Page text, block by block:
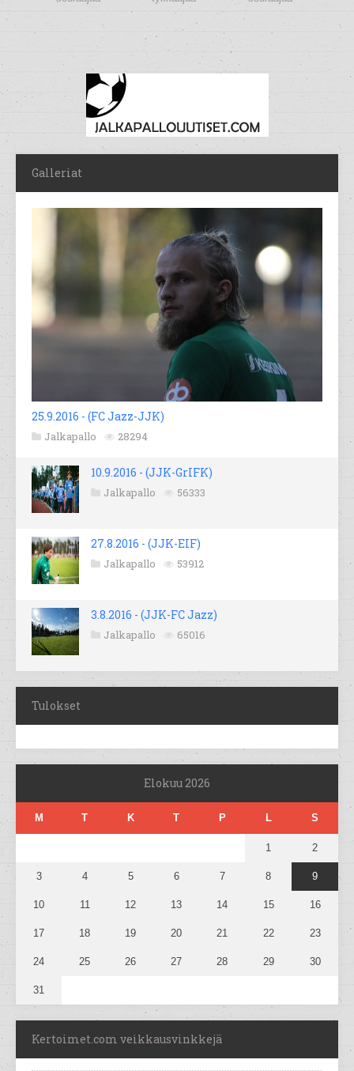
Galleriat
25.9.2016 - (FC Jazz-JJK)
Jalkapallo 28294
10.9.2016 - (JJK-GrIFK)
Jalkapallo 56333
27.8.2016 - (JJK-EIF)
Jalkapallo 53912
3.8.2016 - (JJK-FC Jazz)
Jalkapallo 65016
Tulokset
Elokuu 2026
M T K T P L S
1 2
3 4 5 6 7 8 9
10 11 12 13 14 15 16
17 18 19 20 21 22 23
24 25 26 27 28 29 30
31
Kertoimet.com veikkausvinkkejä